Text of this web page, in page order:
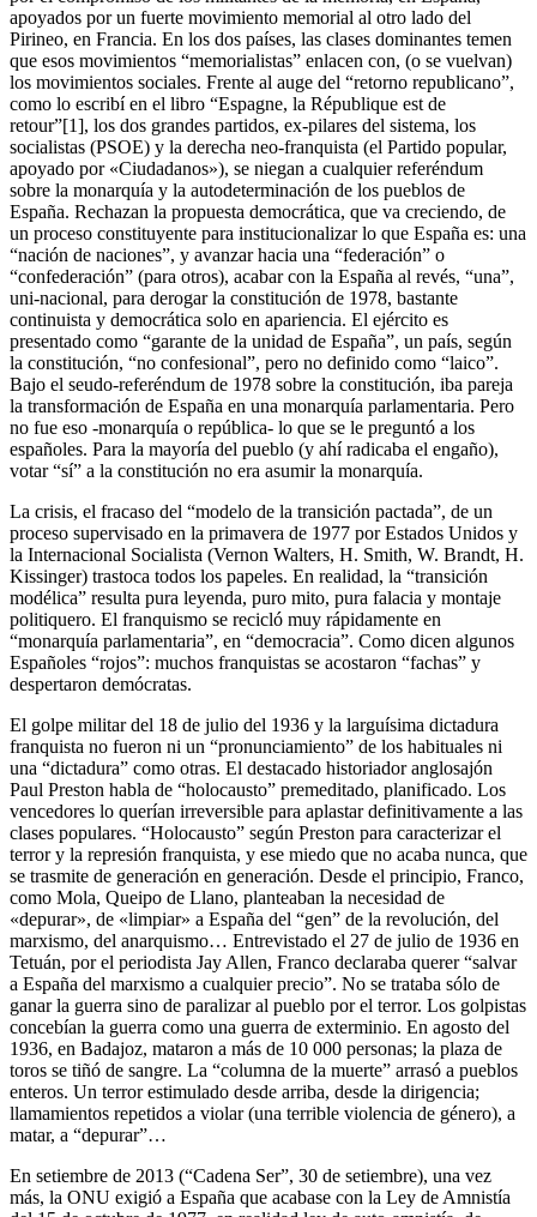
apoyados por un fuerte movimiento memorial al otro lado del
Pirineo, en Francia. En los dos países, las clases dominantes temen
que esos movimientos “memorialistas” enlacen con, (o se vuelvan)
los movimientos sociales. Frente al auge del “retorno republicano”,
como lo escribí en el libro “Espagne, la République est de
retour”[1], los dos grandes partidos, ex-pilares del sistema, los
socialistas (PSOE) y la derecha neo-franquista (el Partido popular,
apoyado por «Ciudadanos»), se niegan a cualquier referéndum
sobre la monarquía y la autodeterminación de los pueblos de
España. Rechazan la propuesta democrática, que va creciendo, de
un proceso constituyente para institucionalizar lo que España es: una
“nación de naciones”, y avanzar hacia una “federación” o
“confederación” (para otros), acabar con la España al revés, “una”,
uni-nacional, para derogar la constitución de 1978, bastante
continuista y democrática solo en apariencia. El ejército es
presentado como “garante de la unidad de España”, un país, según
la constitución, “no confesional”, pero no definido como “laico”.
Bajo el seudo-referéndum de 1978 sobre la constitución, iba pareja
la transformación de España en una monarquía parlamentaria. Pero
no fue eso -monarquía o república- lo que se le preguntó a los
españoles. Para la mayoría del pueblo (y ahí radicaba el engaño),
votar “sí” a la constitución no era asumir la monarquía.
La crisis, el fracaso del “modelo de la transición pactada”, de un
proceso supervisado en la primavera de 1977 por Estados Unidos y
la Internacional Socialista (Vernon Walters, H. Smith, W. Brandt, H.
Kissinger) trastoca todos los papeles. En realidad, la “transición
modélica” resulta pura leyenda, puro mito, pura falacia y montaje
politiquero. El franquismo se recicló muy rápidamente en
“monarquía parlamentaria”, en “democracia”. Como dicen algunos
Españoles “rojos”: muchos franquistas se acostaron “fachas” y
despertaron demócratas.
El golpe militar del 18 de julio del 1936 y la larguísima dictadura
franquista no fueron ni un “pronunciamiento” de los habituales ni
una “dictadura” como otras. El destacado historiador anglosajón
Paul Preston habla de “holocausto” premeditado, planificado. Los
vencedores lo querían irreversible para aplastar definitivamente a las
clases populares. “Holocausto” según Preston para caracterizar el
terror y la represión franquista, y ese miedo que no acaba nunca, que
se trasmite de generación en generación. Desde el principio, Franco,
como Mola, Queipo de Llano, planteaban la necesidad de
«depurar», de «limpiar» a España del “gen” de la revolución, del
marxismo, del anarquismo… Entrevistado el 27 de julio de 1936 en
Tetuán, por el periodista Jay Allen, Franco declaraba querer “salvar
a España del marxismo a cualquier precio”. No se trataba sólo de
ganar la guerra sino de paralizar al pueblo por el terror. Los golpistas
concebían la guerra como una guerra de exterminio. En agosto del
1936, en Badajoz, mataron a más de 10 000 personas; la plaza de
toros se tiñó de sangre. La “columna de la muerte” arrasó a pueblos
enteros. Un terror estimulado desde arriba, desde la dirigencia;
llamamientos repetidos a violar (una terrible violencia de género), a
matar, a “depurar”…
En setiembre de 2013 (“Cadena Ser”, 30 de setiembre), una vez
más, la ONU exigió a España que acabase con la Ley de Amnistía